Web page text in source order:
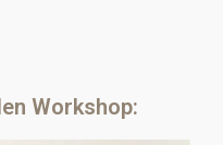
Workshop: